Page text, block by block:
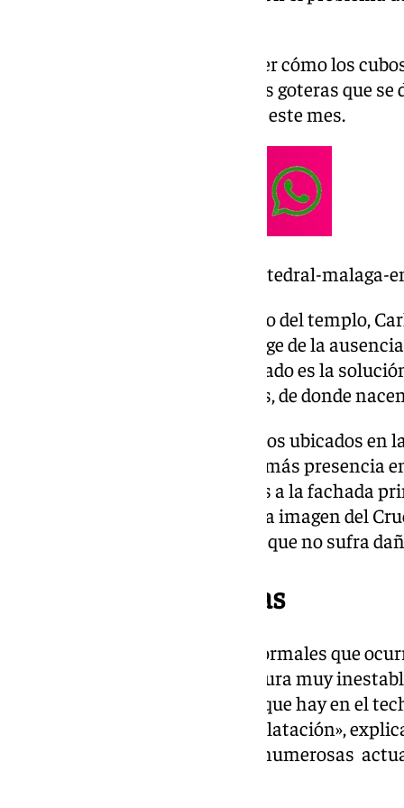
De hecho, estos días se puede ver cómo los
Catedral, con el fin de recoger las goteras que
las que está viviendo Málaga en este mes.
https://www.101tv.es/tejado-catedral-malaga-
Como explica el jefe de protocolo del templo,
se trata de un problema que surge de la
edificio, por lo que ese nuevo tejado es la
paraguas de las propias bóvedas, de donde
Ahora, se ven de nuevo esos cubos ubicados
esta vez, las filtraciones tienen más presencia
Caídos, una de las más cercanas a la fachada
retablo ha tenido que retirarse la imagen del
colocado en el altar mayor para que no sufra
Edificaciones antiguas
«Estas filtraciones son cosas normales que
esta ciudad tiene una temperatura muy
humedad, por lo que las rajitas que hay en el
que hace falta unas juntas de dilatación»,
largo de los años se han hecho numerosas